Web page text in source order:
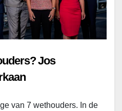
Jos
van 7 wethouders. In de